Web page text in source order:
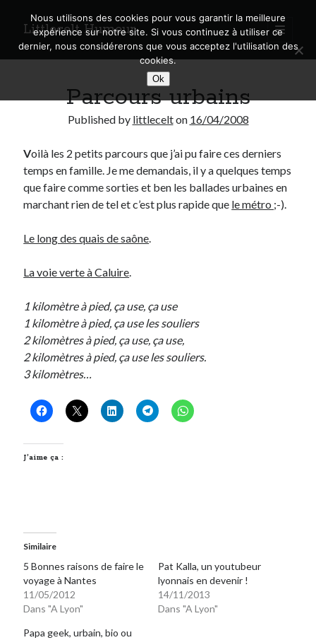
Littlecelt Humeur
open
primary
menu
Sidebar
Derniers articles
Municipales 2026 : Lyon, Métropole et Caluire, mon choix pour l’avenir
Lyon !
A quand une véritable place pour le vélo à Caluire dans la Métropole de
Comment je vis ma vie sur un vélo
Derniers Commentaires
Entretien ménager
littlecelt
dansComment j’ai opéré ma vélorution toute personnelle
Renaud Ducher
personnelle
Entretien ménager
JFdansC’était pas mieux avant… à Lyon
littleceltdansComment j’ai opéré ma vélorution toute personnelle
Anthony dans Comment j’ai opéré ma vélorution toute personnelle
Renaud Ducher
Comment j’ai opéré ma vélorution toute
personnelle
Parcours urbains
Published by littlecelton 16/04/2008
Voilà les 2 petits parcours que j’ai pu faire ces derniers
temps en famille. Je me demandais, il y a quelques temps
que faire comme sorties et ben les ballades urbaines en
marchant rien de tel et c’est plus rapide que le métro ;-).
Le long des quais de saône.
La voie verte à Caluire.
1 kilomètre à pied, ça use, ça use
1 kilomètre à pied, ça use les souliers
2 kilomètres à pied, ça use, ça use,
2 kilomètres à pied, ça use les souliers.
3 kilomètres…
J’aime ça :
Similaire
5 Bonnes raisons de faire le
voyage à Nantes
11/05/2012
Dans "A Lyon"
Pat Kalla, un youtubeur
lyonnais en devenir !
14/11/2013
Dans "A Lyon"
Papa geek, urbain, bio ou
Nous utilisons des cookies pour vous garantir la meilleure
expérience sur notre site. Si vous continuez à utiliser ce
dernier, nous considérerons que vous acceptez l'utilisation des
cookies.
Ok